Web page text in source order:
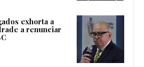
exhorta a
a renunciar